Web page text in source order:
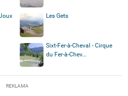
Les Gets
Sixt-Fer-à-Cheval - Cirque
du Fer-à-Chev...
REKLAMA